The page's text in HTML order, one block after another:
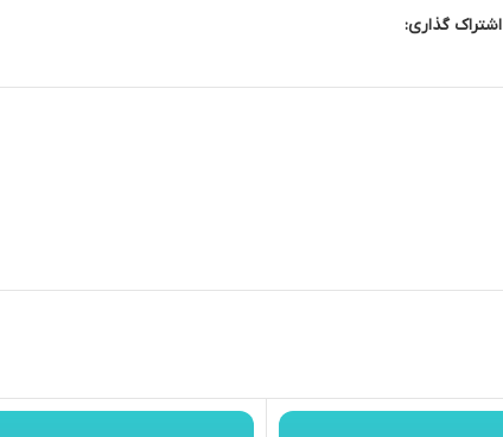
اشتراک گذاری: